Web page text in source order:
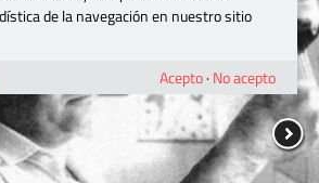
de la navegación en nuestro sitio
Acepto· No acepto